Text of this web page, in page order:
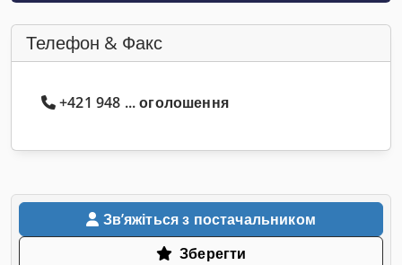
Телефон & Факс
+421 948 ... оголошення
Звʼяжіться з постачальником
Зберегти